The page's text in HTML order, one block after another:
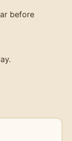
before